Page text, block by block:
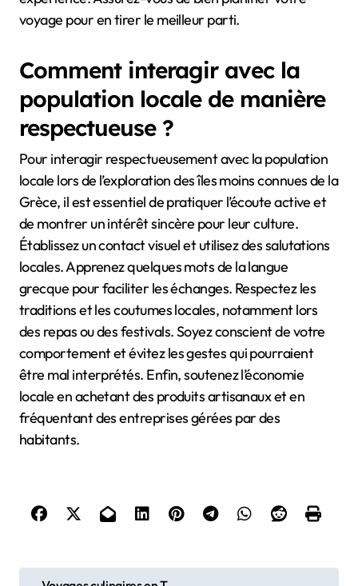
voyage pour en tirer le meilleur parti.
Comment interagir avec la
population locale de manière
respectueuse ?
Pour interagir respectueusement avec la population
locale lors de l’exploration des îles moins connues de la
Grèce, il est essentiel de pratiquer l’écoute active et
de montrer un intérêt sincère pour leur culture.
Établissez un contact visuel et utilisez des salutations
locales. Apprenez quelques mots de la langue
grecque pour faciliter les échanges. Respectez les
traditions et les coutumes locales, notamment lors
des repas ou des festivals. Soyez conscient de votre
comportement et évitez les gestes qui pourraient
être mal interprétés. Enfin, soutenez l’économie
locale en achetant des produits artisanaux et en
fréquentant des entreprises gérées par des
habitants.